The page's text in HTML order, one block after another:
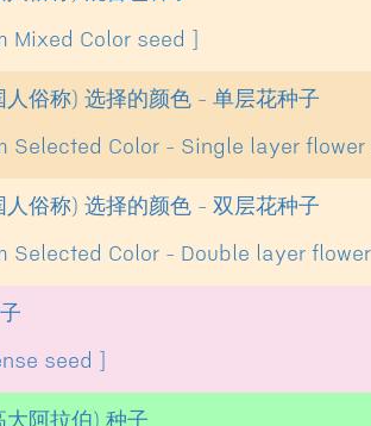
Mixed Color seed ]
人俗称) 选择的颜色 - 单层花种子
Selected Color - Single layer flower
人俗称) 选择的颜色 - 双层花种子
Selected Color - Double layer flower
seed ]